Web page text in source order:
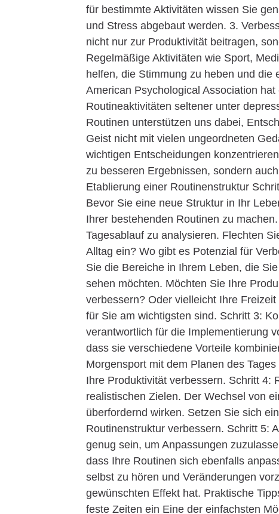
für bestimmte Aktivitäten wissen Sie
und Stress abgebaut werden. 3.
nicht nur zur Produktivität beitragen,
Regelmäßige Aktivitäten wie Sport,
helfen, die Stimmung zu heben und
American Psychological Association
Routineaktivitäten seltener unter
Routinen unterstützen uns dabei,
Geist nicht mit vielen ungeordneten
wichtigen Entscheidungen
zu besseren Ergebnissen, sondern
Etablierung einer Routinenstruktur
Bevor Sie eine neue Struktur in Ihr
Ihrer bestehenden Routinen zu
Tagesablauf zu analysieren. Flechten
Alltag ein? Wo gibt es Potenzial für
Sie die Bereiche in Ihrem Leben, die
sehen möchten. Möchten Sie Ihre
verbessern? Oder vielleicht Ihre
für Sie am wichtigsten sind. Schritt 3:
verantwortlich für die Implementierung
dass sie verschiedene Vorteile
Morgensport mit dem Planen des
Ihre Produktivität verbessern. Schritt 4:
realistischen Zielen. Der Wechsel von
überfordernd wirken. Setzen Sie sich
Routinenstruktur verbessern. Schritt 5:
genug sein, um Anpassungen
dass Ihre Routinen sich ebenfalls
selbst zu hören und Veränderungen
gewünschten Effekt hat. Praktische
feste Zeiten ein Eine der einfachsten